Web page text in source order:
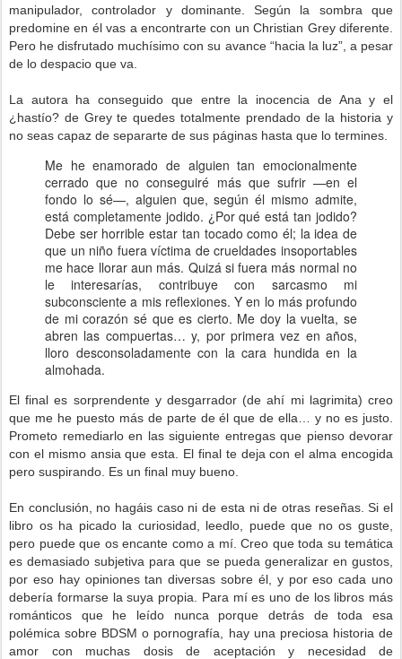
manipulador, controlador y dominante. Según la sombra que
predomine en él vas a encontrarte con un Christian Grey diferente.
Pero he disfrutado muchísimo con su avance “hacia la luz”, a pesar
de lo despacio que va.
La autora ha conseguido que entre la inocencia de Ana y el
¿hastío? de Grey te quedes totalmente prendado de la historia y
no seas capaz de separarte de sus páginas hasta que lo termines.
Me he enamorado de alguien tan emocionalmente
cerrado que no conseguiré más que sufrir —en el
fondo lo sé—, alguien que, según él mismo admite,
está completamente jodido. ¿Por qué está tan jodido?
Debe ser horrible estar tan tocado como él; la idea de
que un niño fuera víctima de crueldades insoportables
me hace llorar aun más. Quizá si fuera más normal no
le interesarías, contribuye con sarcasmo mi
subconsciente a mis reflexiones. Y en lo más profundo
de mi corazón sé que es cierto. Me doy la vuelta, se
abren las compuertas… y, por primera vez en años,
lloro desconsoladamente con la cara hundida en la
almohada.
El final es sorprendente y desgarrador (de ahí mi lagrimita) creo
que me he puesto más de parte de él que de ella… y no es justo.
Prometo remediarlo en las siguiente entregas que pienso devorar
con el mismo ansia que esta. El final te deja con el alma encogida
pero suspirando. Es un final muy bueno.
En conclusión, no hagáis caso ni de esta ni de otras reseñas. Si el
libro os ha picado la curiosidad, leedlo, puede que no os guste,
pero puede que os encante como a mí. Creo que toda su temática
es demasiado subjetiva para que se pueda generalizar en gustos,
por eso hay opiniones tan diversas sobre él, y por eso cada uno
debería formarse la suya propia. Para mí es uno de los libros más
románticos que he leído nunca porque detrás de toda esa
polémica sobre BDSM o pornografía, hay una preciosa historia de
amor con muchas dosis de aceptación y necesidad de